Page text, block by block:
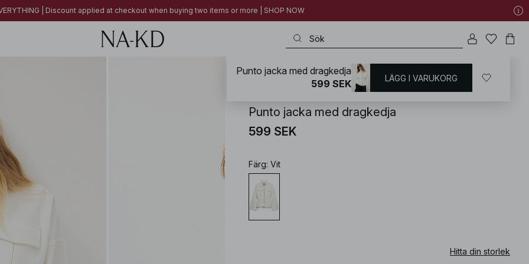
| Discount applied at checkout when buying two items or more | SHOP NOW
Kappor & jackor / Vårjackor
Punto jacka med dragkedja
599 SEK
Färg: Vit
Hitta din storlek
Punto jacka med dragkedja
599 SEK
LÄGG I VARUKORG